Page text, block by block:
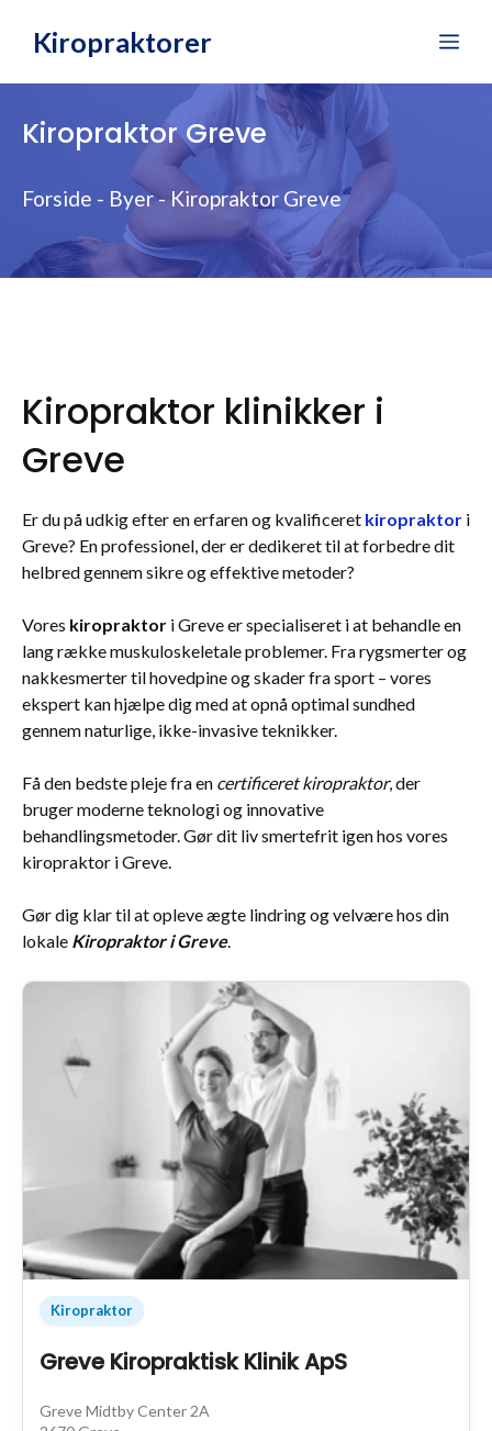
Kiropraktorer
Kiropraktor Greve
Forside - Byer-Kiropraktor Greve
Kiropraktor klinikker i
Greve
Er du på udkig efter en erfaren og kvalificeret kiropraktor i
Greve? En professionel, der er dedikeret til at forbedre dit
helbred gennem sikre og effektive metoder?
Vores kiropraktor i Greve er specialiseret i at behandle en
lang række muskuloskeletale problemer. Fra rygsmerter og
nakkesmerter til hovedpine og skader fra sport – vores
ekspert kan hjælpe dig med at opnå optimal sundhed
gennem naturlige, ikke-invasive teknikker.
Få den bedste pleje fra en certificeret kiropraktor, der
bruger moderne teknologi og innovative
behandlingsmetoder. Gør dit liv smertefrit igen hos vores
kiropraktor i Greve.
Gør dig klar til at opleve ægte lindring og velvære hos din
lokale Kiropraktor i Greve.
Kiropraktor
Greve Kiropraktisk Klinik ApS
Greve Midtby Center 2A